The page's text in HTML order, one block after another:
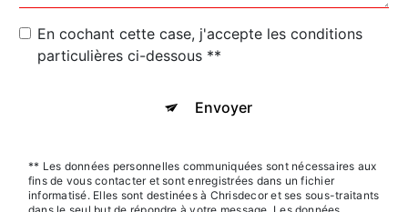
En cochant cette case, j'accepte les conditions
particulières ci-dessous **
Envoyer
** Les données personnelles communiquées sont nécessaires aux
fins de vous contacter et sont enregistrées dans un fichier
informatisé. Elles sont destinées à Chrisdecor et ses sous-traitants